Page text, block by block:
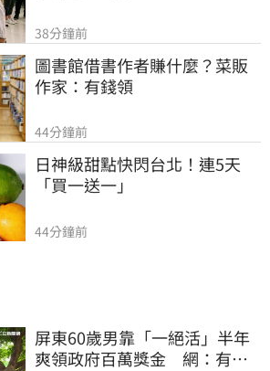
38分鐘前
圖書館借書作者賺什麼？菜販
作家：有錢領
44分鐘前
日神級甜點快閃台北！連5天
「買一送一」
44分鐘前
屏東60歲男靠「一絕活」半年
爽領政府百萬獎金 網：有人